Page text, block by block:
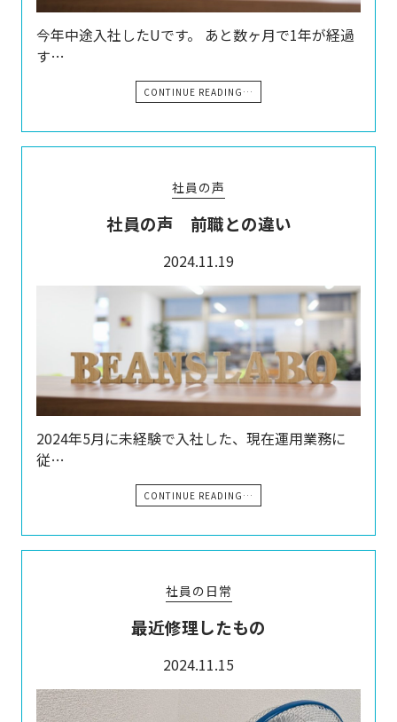
今年中途入社したUです。 あと数ヶ月で1年が経過
す…
CONTINUE READING…
社員の声
社員の声 前職との違い
2024.11.19
2024年5月に未経験で入社した、現在運用業務に
従…
CONTINUE READING…
社員の日常
最近修理したもの
2024.11.15